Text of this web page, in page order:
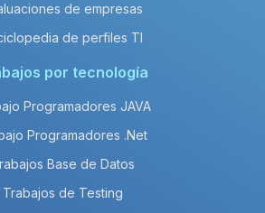
de empresas
de perfiles TI
por tecnología
Programadores JAVA
Programadores .Net
Base de Datos
Trabajos de Testing